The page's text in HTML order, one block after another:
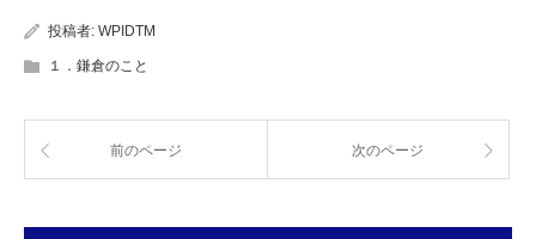
投稿者: WPIDTM
１．鎌倉のこと
前のページ 次のページ